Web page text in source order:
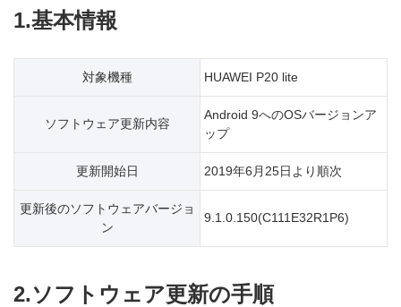
1.基本情報
対象機種 HUAWEI P20 lite
ソフトウェア更新内容
Android 9へのOSバージョンア
ップ
更新開始日 2019年6月25日より順次
更新後のソフトウェアバージョ
ン
9.1.0.150(C111E32R1P6)
2.ソフトウェア更新の手順